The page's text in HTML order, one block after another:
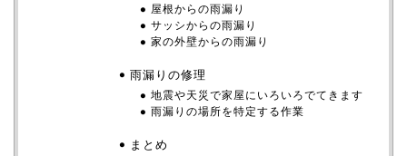
屋根からの雨漏り
サッシからの雨漏り
家の外壁からの雨漏り
雨漏りの修理
地震や天災で家屋にいろいろでてきます
雨漏りの場所を特定する作業
まとめ